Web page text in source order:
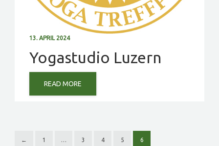
13. APRIL 2024
Yogastudio Luzern
READ MORE
← 1 … 3 4 5 6